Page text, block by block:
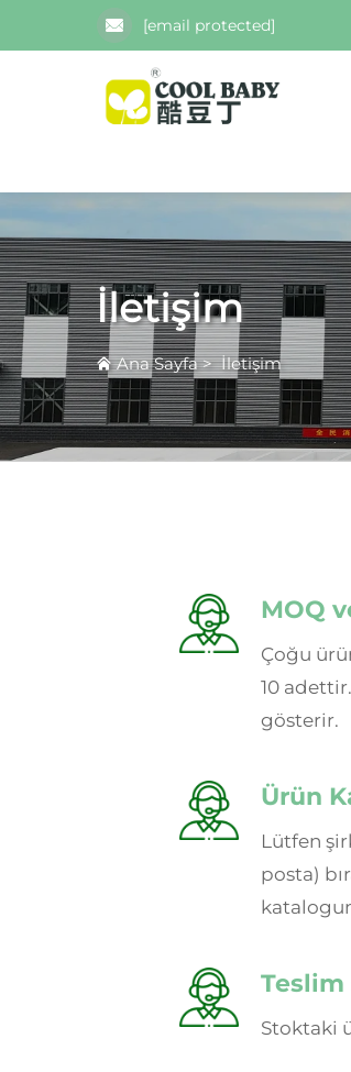
[email protected]
İletişim
Ana Sayfa>İletişim
MOQ
Çoğu
10
gösterir.
Ürün
Lütfen
posta)
Teslim
Stoktaki